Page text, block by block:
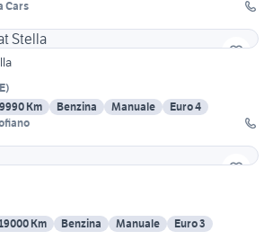
Cars
)
Km Benzina Manuale
Euro 4
Km Benzina Manuale Euro 3